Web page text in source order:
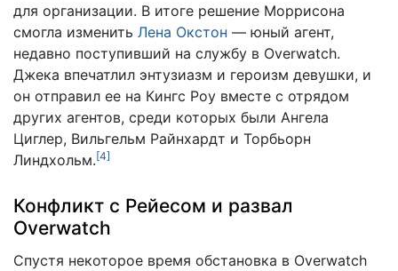
для организации. В итоге решение Моррисона
смогла изменить Лена Окстон — юный агент,
недавно поступивший на службу в Overwatch.
Джека впечатлил энтузиазм и героизм девушки, и
он отправил ее на Кингс Роу вместе с отрядом
других агентов, среди которых были Ангела
Циглер, Вильгельм Райнхардт и Торбьорн
Линдхольм.[4]
Конфликт с Рейесом и развал
Overwatch
Спустя некоторое время обстановка в Overwatch